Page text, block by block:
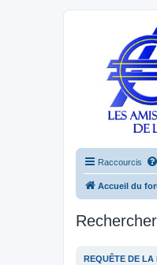
Raccourcis
Accueil du
Rechercher
REQUÊTE DE LA